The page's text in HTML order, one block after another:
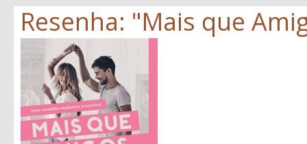
Resenha: "Mais que